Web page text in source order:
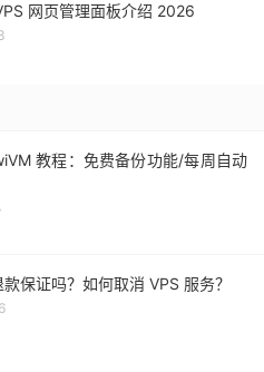
网页管理面板介绍 2026
教程：免费备份功能/每周自动
保证吗？如何取消 VPS 服务？